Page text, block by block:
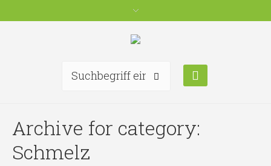
Archive for category:
Schmelz